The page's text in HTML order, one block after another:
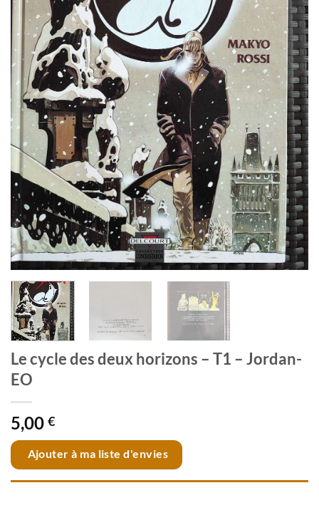
Le cycle des deux horizons – T1 – Jordan-
EO
5,00 €
Ajouter à ma liste d'envies